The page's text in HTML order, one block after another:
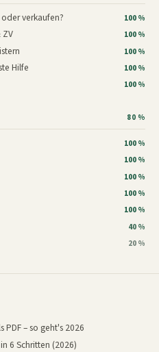
verkaufen? 100 %
ZV 100 %
100 %
Hilfe 100 %
100 %
80 %
100 %
100 %
100 %
100 %
100 %
40 %
20 %
PDF – so geht's 2026
6 Schritten (2026)